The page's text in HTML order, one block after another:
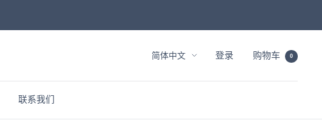
语
简体中文 登录 购物车 0
联系我们